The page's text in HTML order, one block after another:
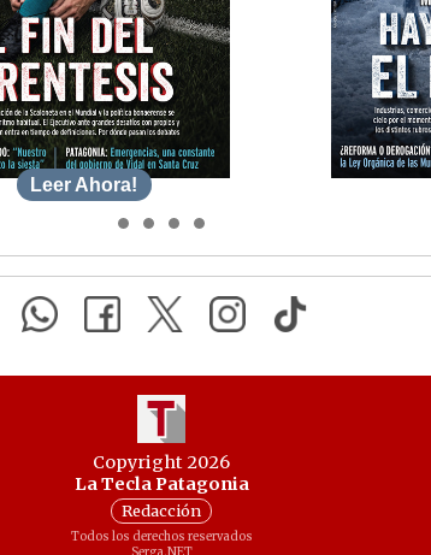
Leer Ahora!
Copyright 2026
La Tecla Patagonia
Redacción
Todos los derechos reservados